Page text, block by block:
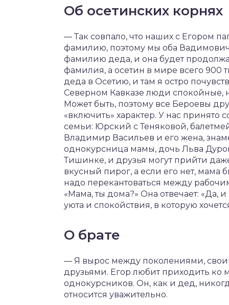
Об осетинских корнях
— Так совпало, что наших с Егором
фамилию, поэтому мы оба
фамилию деда, и она будет
фамилия, а осетин в мире всего 900
деда в Осетию, и там я остро
Северном Кавказе люди спокойные,
Может быть, поэтому все Бероевы
«включить» характер. У нас
семьи: Юрский с Теняковой,
Владимир Васильев и его жена,
однокурсница мамы, дочь Льва
Тишинке, и друзья могут прийти
вкусный пирог, а если его нет, мама
надо перекантоваться между
«Мама, ты дома?» Она отвечает: «Да,
уюта и спокойствия, в которую
О брате
— Я вырос между поколениями,
друзьями. Егор любит приходить ко
однокурсников. Он, как и дед,
относится уважительно.